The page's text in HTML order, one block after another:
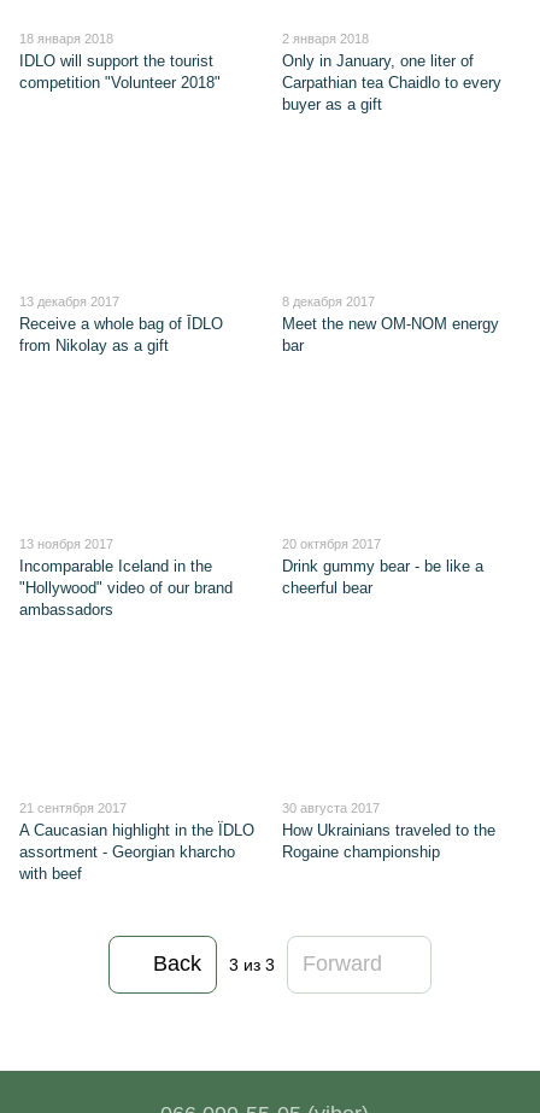
18 января 2018
ІDLO will support the tourist
competition "Volunteer 2018"
2 января 2018
Only in January, one liter of
Carpathian tea Chaidlo to every
buyer as a gift
13 декабря 2017
Receive a whole bag of ĪDLO
from Nikolay as a gift
8 декабря 2017
Meet the new OM-NOM energy
bar
13 ноября 2017
Incomparable Iceland in the
"Hollywood" video of our brand
ambassadors
20 октября 2017
Drink gummy bear - be like a
cheerful bear
21 сентября 2017
A Caucasian highlight in the ЇDLO
assortment - Georgian kharcho
with beef
30 августа 2017
How Ukrainians traveled to the
Rogaine championship
Back 3 из 3 Forward